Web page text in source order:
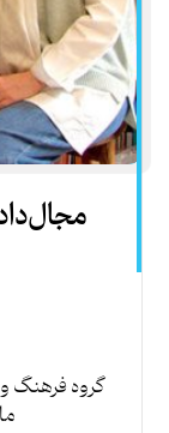
گروه فرهنگ و